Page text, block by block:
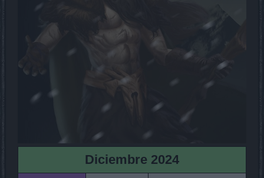
Diciembre 2024